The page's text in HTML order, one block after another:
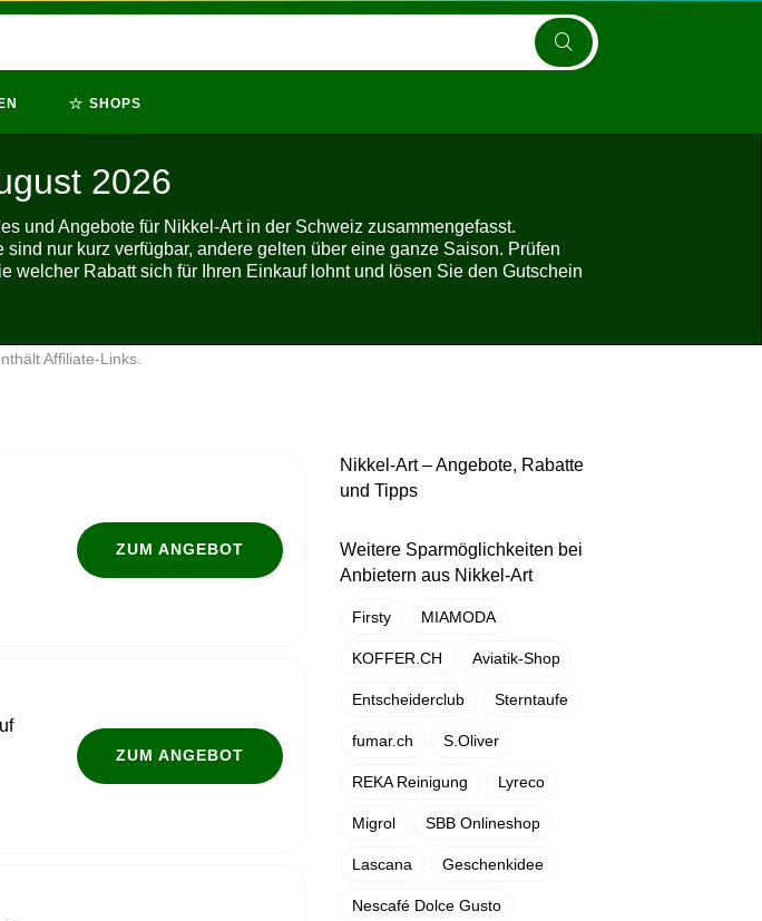
⭐ SHOPS
2026
und Angebote für Nikkel-Art in der Schweiz zusammengefasst.
nur kurz verfügbar, andere gelten über eine ganze Saison. Prüfen
welcher Rabatt sich für Ihren Einkauf lohnt und lösen Sie den Gutschein
Affiliate-Links.
ZUM ANGEBOT
ZUM ANGEBOT
Nikkel-Art – Angebote, Rabatte
und Tipps
Weitere Sparmöglichkeiten bei
Anbietern aus Nikkel-Art
Firsty MIAMODA
KOFFER.CH Aviatik-Shop
Entscheiderclub Sterntaufe
fumar.ch S.Oliver
REKA Reinigung Lyreco
Migrol SBB Onlineshop
Lascana Geschenkidee
Nescafé Dolce Gusto